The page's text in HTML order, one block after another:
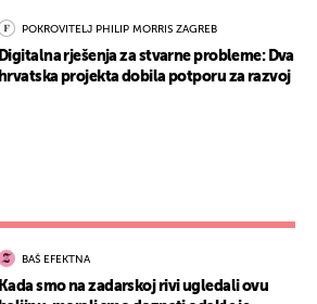
POKROVITELJ PHILIP MORRIS ZAGREB
Digitalna rješenja za stvarne probleme: Dva
hrvatska projekta dobila potporu za razvoj
BAŠ EFEKTNA
Kada smo na zadarskoj rivi ugledali ovu